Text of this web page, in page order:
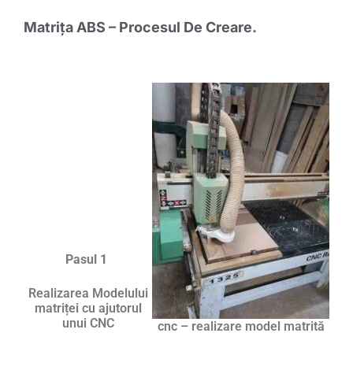
Matrița ABS – Procesul De Creare.
cnc – realizare model matrită
Pasul 1
Realizarea Modelului
matriței cu ajutorul
unui CNC